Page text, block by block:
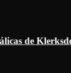
de